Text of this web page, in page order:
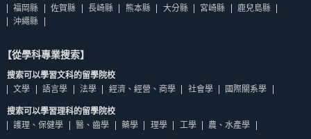
福岡縣
佐賀縣 長崎縣 熊本縣 大分縣 宮崎縣
鹿兒島縣
沖繩縣
【從學科專業搜索】
搜索可以學習文科的留學院校
文學
語言學 法學 經濟、經營、商學 社會學 國際關系學
搜索可以學習理科的留學院校
護理、保健學
醫、齒學 藥學 理學 工學 農、水產學